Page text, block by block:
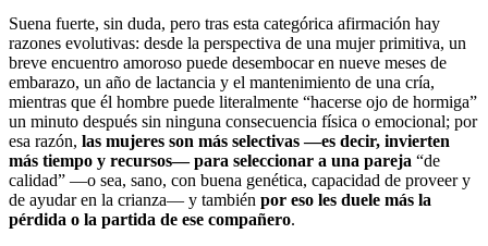
Suena fuerte, sin duda, pero tras esta categórica afirmación hay
razones evolutivas: desde la perspectiva de una mujer primitiva, un
breve encuentro amoroso puede desembocar en nueve meses de
embarazo, un año de lactancia y el mantenimiento de una cría,
mientras que él hombre puede literalmente “hacerse ojo de hormiga”
un minuto después sin ninguna consecuencia física o emocional; por
esa razón, las mujeres son más selectivas —es decir, invierten
más tiempo y recursos— para seleccionar a una pareja “de
calidad” —o sea, sano, con buena genética, capacidad de proveer y
de ayudar en la crianza— y también por eso les duele más la
pérdida o la partida de ese compañero.